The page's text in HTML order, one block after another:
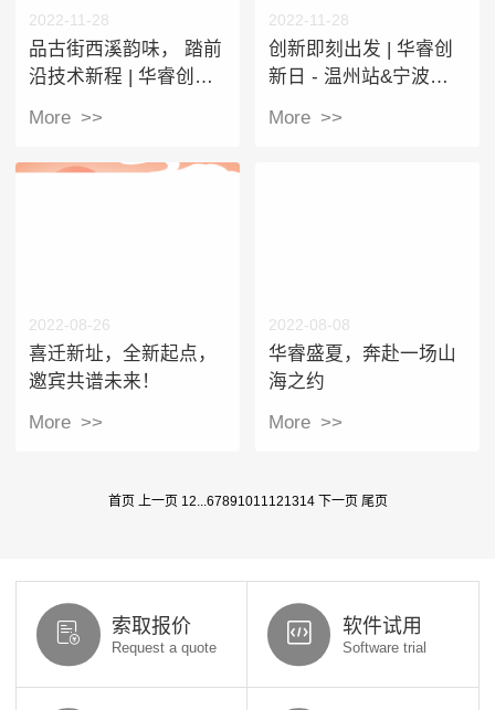
2022-11-28
品古街西溪韵味， 踏前
沿技术新程 | 华睿创新
More >>
2022-11-28
创新即刻出发 | 华睿创
新日 - 温州站&宁波站
More >>
2022-08-26
喜迁新址，全新起点，
邀宾共谱未来！
More >>
2022-08-08
华睿盛夏，奔赴一场山
海之约
More >>
首页 上一页 1 2 67891011 121314 下一页 尾页
索取报价
Request a quote
软件试用
Software trial